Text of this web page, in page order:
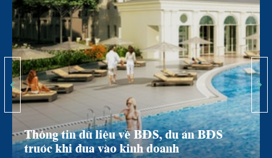
Thông tin dữ liệu về BĐS, dự án BĐS
trước khi đưa vào kinh doanh